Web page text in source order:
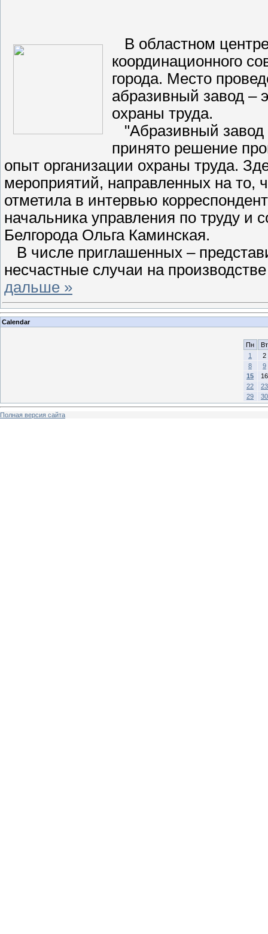
В областном
координационного
города. Место
абразивный завод –
охраны труда.
"Абразивный
принято решение
опыт организации охраны труда.
мероприятий, направленных на
отметила в интервью
начальника управления по труду и
Белгорода Ольга Каминская.
В числе приглашенных –
несчастные случаи на
дальше »
Calendar
Пн
Вт
1
2
8
9
15
16
22
23
29
30
Полная версия сайта